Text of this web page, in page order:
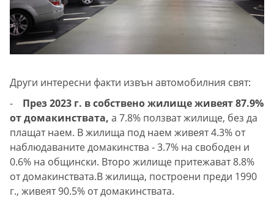
Други интересни факти извън автомобилния свят:
-
През 2023 г. в собствено жилище живеят 87.9%
от домакинствата, а 7.8% ползват жилище, без да
плащат наем. В жилища под наем живеят 4.3% от
наблюдаваните домакинства - 3.7% на свободен и
0.6% на общински. Второ жилище притежават 8.8%
от домакинствата.В жилища, построени преди 1990
г., живеят 90.5% от домакинствата.